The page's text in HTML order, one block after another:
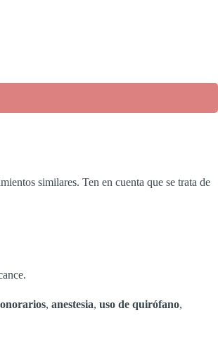
similares. Ten en cuenta que se trata de
, anestesia, uso de quirófano,